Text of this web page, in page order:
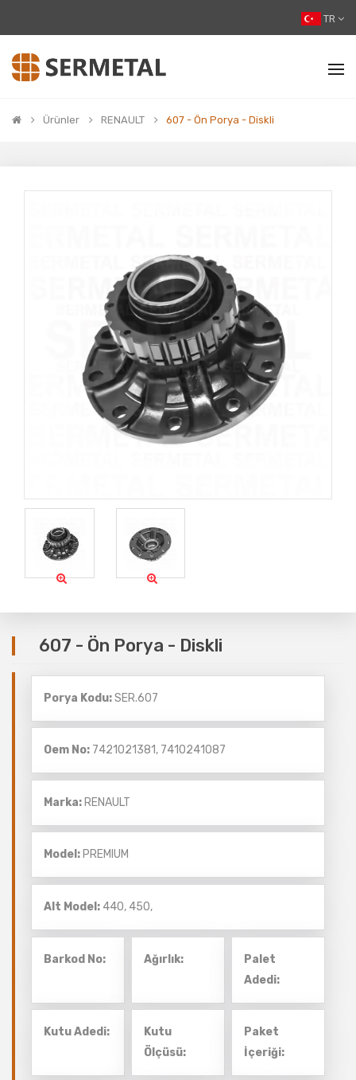
TR
Ürünler RENAULT 607 - Ön Porya - Diskli
607 - Ön Porya - Diskli
Porya Kodu:SER.607
Oem No: 7421021381, 7410241087
Marka: RENAULT
Model:PREMIUM
Alt Model: 440, 450,
Barkod No: Ağırlık:
Palet
Adedi:
Kutu Adedi:
Kutu
Ölçüsü:
Paket
İçeriği: